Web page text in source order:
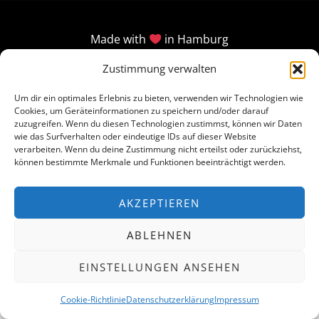
Zustimmung verwalten
Um dir ein optimales Erlebnis zu bieten, verwenden wir Technologien wie
Cookies, um Geräteinformationen zu speichern und/oder darauf
zuzugreifen. Wenn du diesen Technologien zustimmst, können wir Daten
wie das Surfverhalten oder eindeutige IDs auf dieser Website
verarbeiten. Wenn du deine Zustimmung nicht erteilst oder zurückziehst,
können bestimmte Merkmale und Funktionen beeinträchtigt werden.
AKZEPTIEREN
ABLEHNEN
EINSTELLUNGEN ANSEHEN
Cookie-RichtlinieDatenschutzerklärungImpressum
Made with in Hamburg